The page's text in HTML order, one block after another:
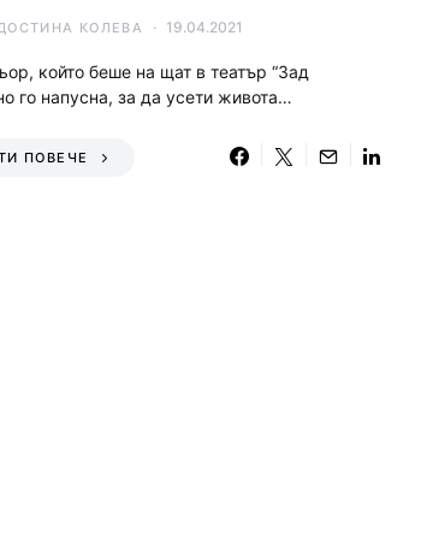
КОЛЕВА 19.04.2021
който беше на щат в театър “Зад
го напусна, за да усети живота…
ПОВЕЧЕ